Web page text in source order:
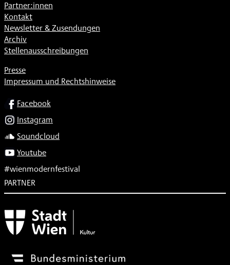
Partner:innen
Kontakt
Newsletter & Zusendungen
Archiv
Stellenausschreibungen
Presse
Impressum und Rechtshinweise
SOCIALFacebook
Instagram
Soundcloud
Youtube
#wienmodernfestival
PARTNER
Subventionsgeber